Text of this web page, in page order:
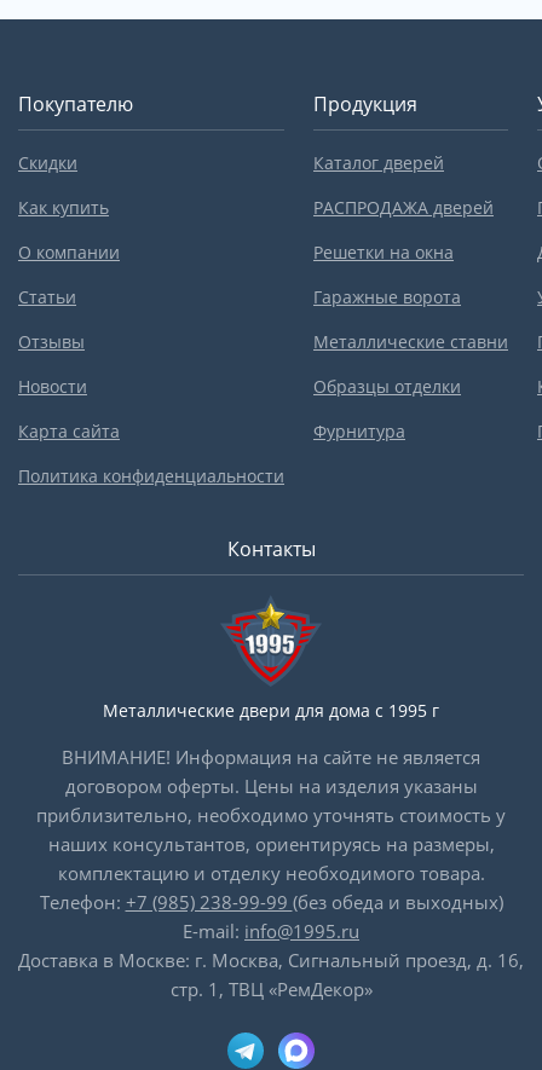
Покупателю
Скидки
Как купить
О компании
Статьи
Отзывы
Новости
Карта сайта
Политика конфиденциальности
Продукция
Каталог дверей
РАСПРОДАЖА дверей
Решетки на окна
Гаражные ворота
Металлические ставни
Образцы отделки
Фурнитура
Контакты
Металлические двери для дома с 1995 г
ВНИМАНИЕ! Информация на сайте не является
договором оферты. Цены на изделия указаны
приблизительно, необходимо уточнять стоимость у
наших консультантов, ориентируясь на размеры,
комплектацию и отделку необходимого товара.
Телефон: +7 (985) 238-99-99 (без обеда и выходных)
E-mail: info@1995.ru
Доставка в Москве: г. Москва, Сигнальный проезд, д. 16,
стр. 1, ТВЦ «РемДекор»